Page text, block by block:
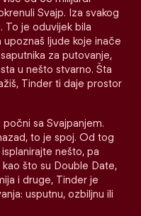
Svajp. Iza svakog
To je oduvijek bila
ljude koje inače
za putovanje,
u nešto stvarno. Šta
Tinder ti daje prostor
sa Svajpanjem.
to je spoj. Od tog
nešto, pa
što su Double Date,
i druge, Tinder je
usputnu, ozbiljnu ili